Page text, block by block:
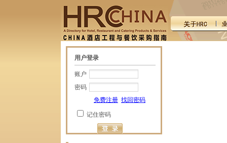
用户登录
账户
密码
免费注册 找回密码
记住密码